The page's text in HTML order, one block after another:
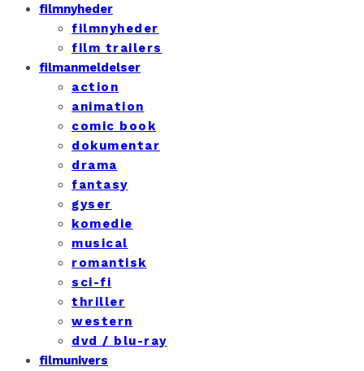
filmnyheder
filmnyheder
film trailers
filmanmeldelser
action
animation
comic book
dokumentar
drama
fantasy
gyser
komedie
musical
romantisk
sci-fi
thriller
western
dvd / blu-ray
filmunivers